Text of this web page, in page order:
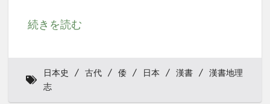
続きを読む
日本史 古代 倭 日本 漢書
漢書地理
志